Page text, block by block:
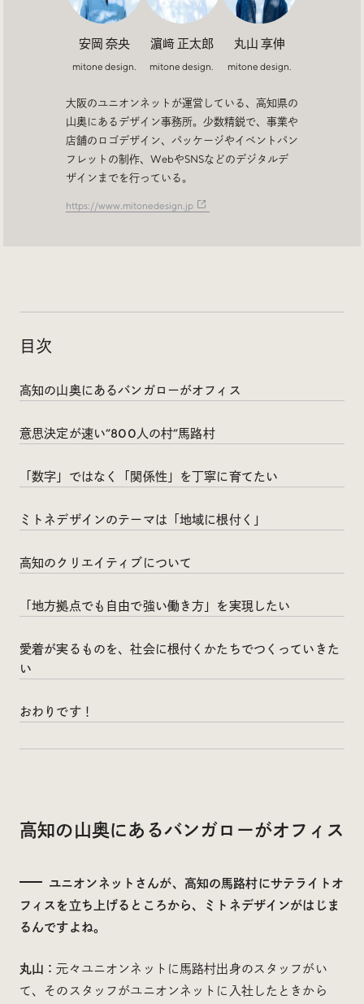
Trend Tags
#Podcast #デザイン
#サイトレビュー
Collaboration withOUGON
Privacy Policy
安岡 奈央
mitone design.
濵﨑 正太郎
mitone design.
丸山 享伸
mitone design.
大阪のユニオンネットが運営している、高知県の
山奥にあるデザイン事務所。少数精鋭で、事業や
店舗のロゴデザイン、パッケージやイベントパン
フレットの制作、WebやSNSなどのデジタルデ
ザインまでを行っている。
https://www.mitonedesign.jp
目次
高知の山奥にあるバンガローがオフィス
意思決定が速い”800人の村”馬路村
「数字」ではなく「関係性」を丁寧に育てたい
ミトネデザインのテーマは「地域に根付く」
高知のクリエイティブについて
「地方拠点でも自由で強い働き方」を実現したい
愛着が実るものを、社会に根付くかたちでつくっていきた
い
おわりです！
高知の山奥にあるバンガローがオフィス
ユニオンネットさんが、高知の馬路村にサテライトオ
フィスを立ち上げるところから、ミトネデザインがはじま
るんですよね。
丸山：元々ユニオンネットに馬路村出身のスタッフがい
て、そのスタッフがユニオンネットに入社したときから